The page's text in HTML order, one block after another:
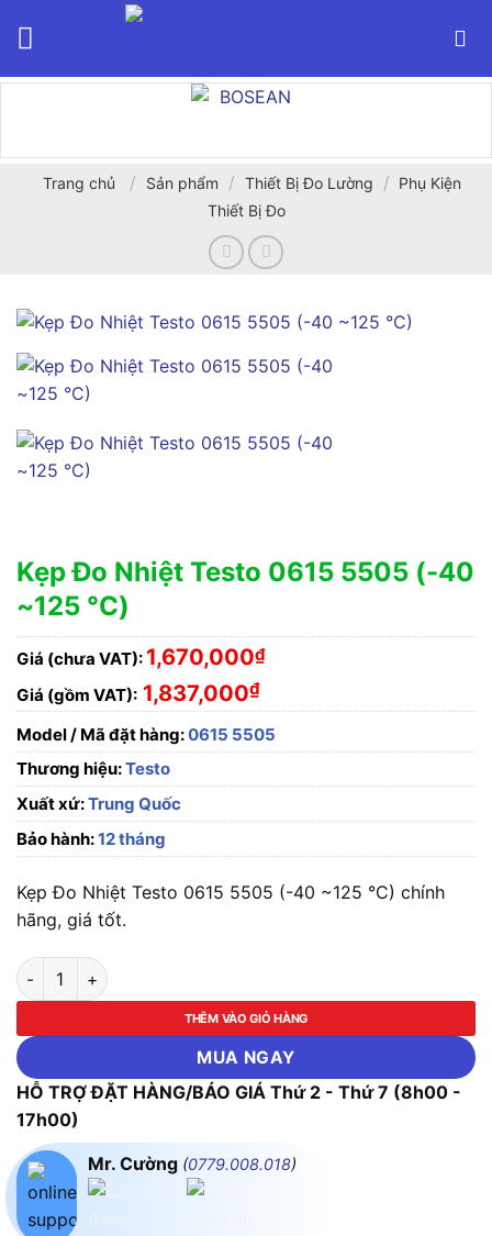
Trang chủ / Sản phẩm / Thiết Bị Đo Lường / Phụ Kiện
Thiết Bị Đo
Kẹp Đo Nhiệt Testo 0615 5505 (-40
~125 °C)
Giá (chưa VAT): 1,670,000₫
Giá (gồm VAT): 1,837,000₫
Model / Mã đặt hàng:0615 5505
Thương hiệu:Testo
Xuất xứ:Trung Quốc
Bảo hành:12 tháng
Kẹp Đo Nhiệt Testo 0615 5505 (-40 ~125 °C) chính
hãng, giá tốt.
Kẹp Đo Nhiệt Testo 0615 5505 (-40 ~125 °C) số lượng
THÊM VÀO GIỎ HÀNG
MUA NGAY
HỖ TRỢ ĐẶT HÀNG/BÁO GIÁ Thứ 2 - Thứ 7 (8h00 -
17h00)
Mr. Cường (0779.008.018)